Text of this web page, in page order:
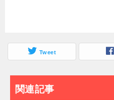
Tweet
関連記事